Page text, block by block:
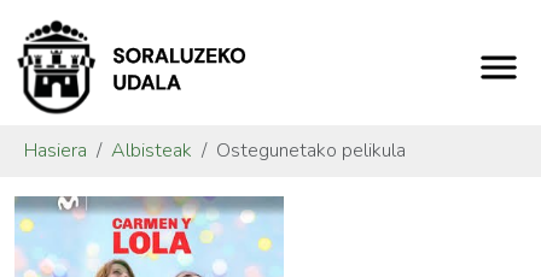
Hasiera Albisteak Ostegunetako pelikula